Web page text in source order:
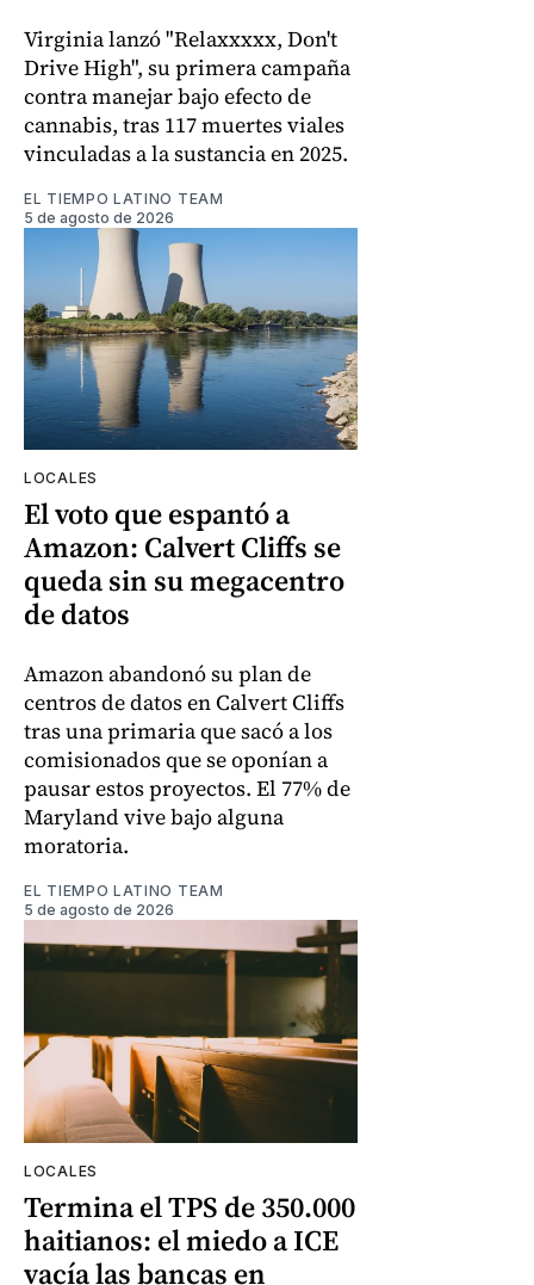
Virginia lanzó "Relaxxxxx, Don't
Drive High", su primera campaña
contra manejar bajo efecto de
cannabis, tras 117 muertes viales
vinculadas a la sustancia en 2025.
EL TIEMPO LATINO TEAM
5 de agosto de 2026
LOCALES
El voto que espantó a
Amazon: Calvert Cliffs se
queda sin su megacentro
de datos
Amazon abandonó su plan de
centros de datos en Calvert Cliffs
tras una primaria que sacó a los
comisionados que se oponían a
pausar estos proyectos. El 77% de
Maryland vive bajo alguna
moratoria.
EL TIEMPO LATINO TEAM
5 de agosto de 2026
LOCALES
Termina el TPS de 350.000
haitianos: el miedo a ICE
vacía las bancas en